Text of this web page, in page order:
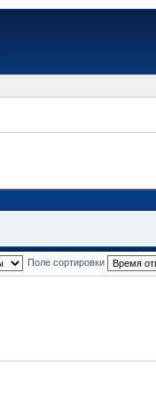
Поле сортировки